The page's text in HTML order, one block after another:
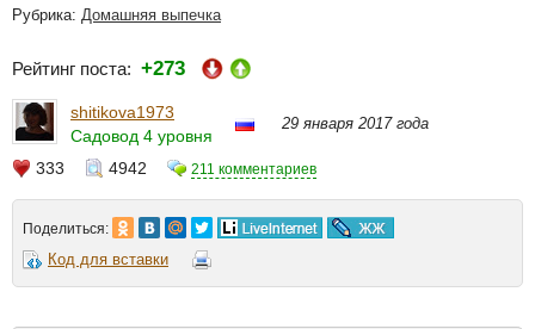
Рубрика: Домашняя выпечка
Рейтинг поста: +273
shitikova1973
Садовод 4 уровня
29 января 2017 года
333 4942 211 комментариев
Поделиться:
Код для вставки